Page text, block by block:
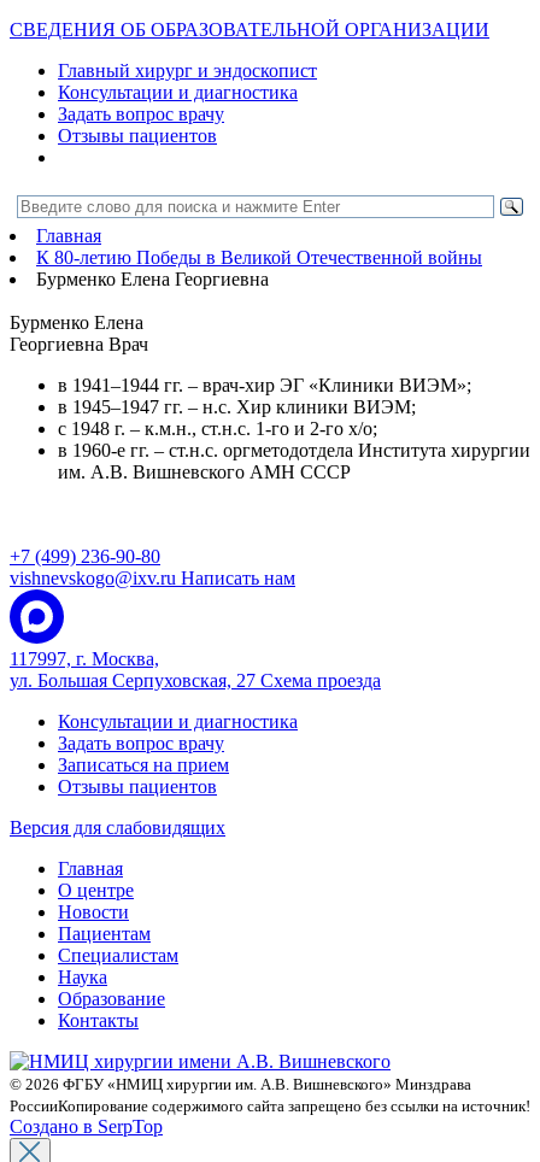
СВЕДЕНИЯ ОБ ОБРАЗОВАТЕЛЬНОЙ ОРГАНИЗАЦИИ
Главный хирург и эндоскопист
Консультации и диагностика
Задать вопрос врачу
Отзывы пациентов
Главная
К 80-летию Победы в Великой Отечественной войны
Бурменко Елена Георгиевна
Бурменко Елена
Георгиевна Врач
в 1941–1944 гг. – врач-хир ЭГ «Клиники ВИЭМ»;
в 1945–1947 гг. – н.с. Хир клиники ВИЭМ;
с 1948 г. – к.м.н., ст.н.с. 1-го и 2-го х/о;
в 1960-е гг. – ст.н.с. оргметодотдела Института хирургии
им. А.В. Вишневского АМН СССР
+7 (499) 236-90-80
vishnevskogo@ixv.ru Написать нам
117997, г. Москва,
ул. Большая Серпуховская, 27 Схема проезда
Консультации и диагностика
Задать вопрос врачу
Записаться на прием
Отзывы пациентов
Версия для слабовидящих
Главная
О центре
Новости
Пациентам
Специалистам
Наука
Образование
Контакты
© 2026 ФГБУ «НМИЦ хирургии им. А.В. Вишневского» Минздрава
РоссииКопирование содержимого сайта запрещено без ссылки на источник!
Создано в SerpTop